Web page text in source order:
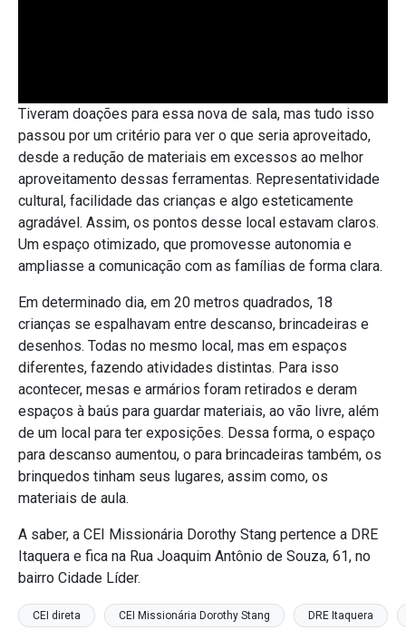
Tiveram doações para essa nova de sala, mas tudo isso
passou por um critério para ver o que seria aproveitado,
desde a redução de materiais em excessos ao melhor
aproveitamento dessas ferramentas. Representatividade
cultural, facilidade das crianças e algo esteticamente
agradável. Assim, os pontos desse local estavam claros.
Um espaço otimizado, que promovesse autonomia e
ampliasse a comunicação com as famílias de forma clara.
Em determinado dia, em 20 metros quadrados, 18
crianças se espalhavam entre descanso, brincadeiras e
desenhos. Todas no mesmo local, mas em espaços
diferentes, fazendo atividades distintas. Para isso
acontecer, mesas e armários foram retirados e deram
espaços à baús para guardar materiais, ao vão livre, além
de um local para ter exposições. Dessa forma, o espaço
para descanso aumentou, o para brincadeiras também, os
brinquedos tinham seus lugares, assim como, os
materiais de aula.
A saber, a CEI Missionária Dorothy Stang pertence a DRE
Itaquera e fica na Rua Joaquim Antônio de Souza, 61, no
bairro Cidade Líder.
CEI direta CEI Missionária Dorothy Stang DRE Itaquera